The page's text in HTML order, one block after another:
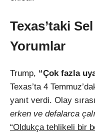
Texas’taki
Yorumlar
Trump, “Çok fazla
Texas’ta 4
yanıt verdi. Olay
erken ve defalarca
“Oldukça tehlikeli bir